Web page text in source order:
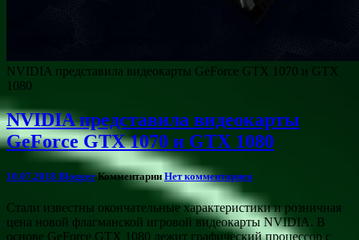
NVIDIA представила видеокарты GeForce GTX 1070 и GTX
1080
NVIDIA представила видеокарты
GeForce GTX 1070 и GTX 1080
10.07.2018 Blogger КомментарииНет комментариев
Стали известны окончательные характеристики и розничная
цена новой флагманской игровой видеокарты NVIDIA. В
основе GeForce GTX 1080 лежит графический процессор с